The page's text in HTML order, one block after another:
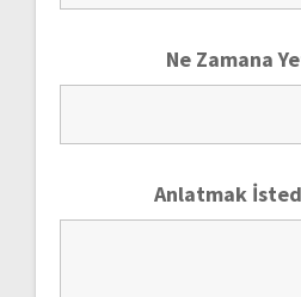
Ne Zamana
Anlatmak